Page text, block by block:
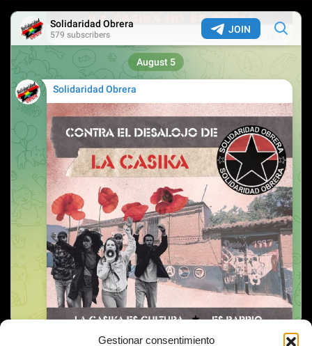
Gestionar consentimiento